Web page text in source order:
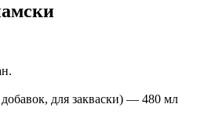
для закваски) — 480 мл